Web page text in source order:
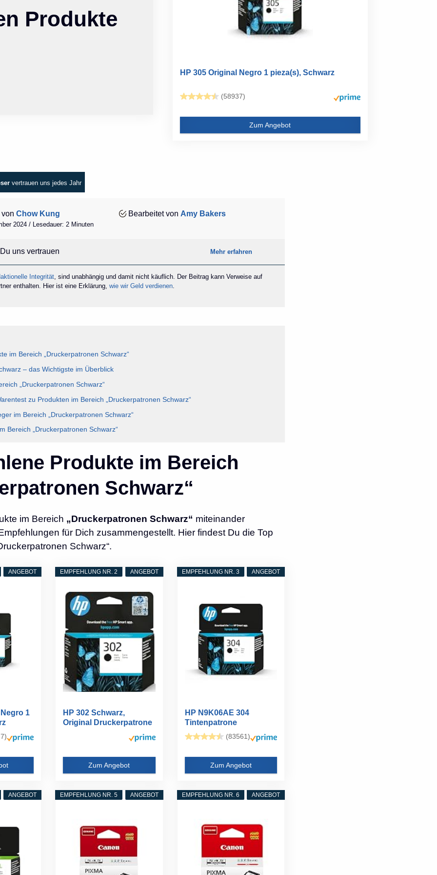
Produkte
HP 305 Original Negro 1 pieza(s), Schwarz
(58937)
Zum Angebot
vertrauen uns jedes Jahr
von Chow Kung
2024 / Lesedauer: 2 Minuten
Bearbeitet von Amy Bakers
uns vertrauen Mehr erfahren
Integrität, sind unabhängig und damit nicht käuflich. Der Beitrag kann Verweise auf
enthalten. Hier ist eine Erklärung,wie wir Geld verdienen.
im Bereich „Druckerpatronen Schwarz“
– das Wichtigste im Überblick
„Druckerpatronen Schwarz“
zu Produkten im Bereich „Druckerpatronen Schwarz“
im Bereich „Druckerpatronen Schwarz“
Bereich „Druckerpatronen Schwarz“
Produkte im Bereich
Schwarz“
im Bereich „Druckerpatronen Schwarz“ miteinander
für Dich zusammengestellt. Hier findest Du die Top
Schwarz“.
ANGEBOT
1
ANGEBOT
EMPFEHLUNG NR. 2
HP 302 Schwarz,
Original Druckerpatrone
Zum Angebot
ANGEBOT
EMPFEHLUNG NR. 3
HP N9K06AE 304
Tintenpatrone
Druckerpatrone...
(83561)
Zum Angebot
ANGEBOT ANGEBOT
EMPFEHLUNG NR. 5 ANGEBOT
EMPFEHLUNG NR. 6